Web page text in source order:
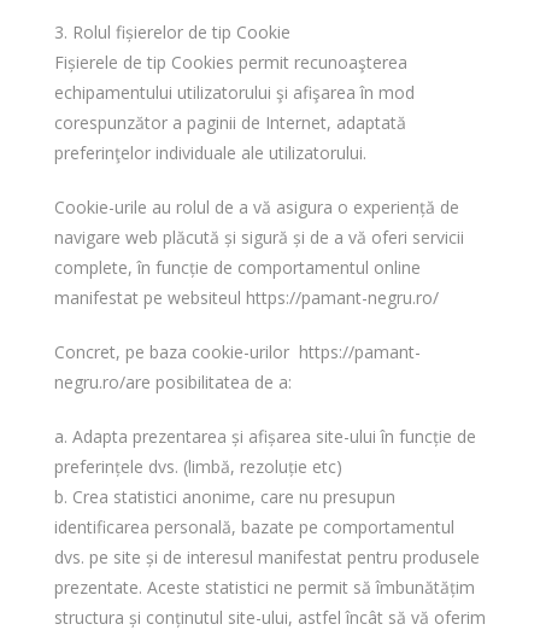
3. Rolul fișierelor de tip Cookie
Fișierele de tip Cookies permit recunoaşterea
echipamentului utilizatorului şi afişarea în mod
corespunzător a paginii de Internet, adaptată
preferinţelor individuale ale utilizatorului.
Cookie-urile au rolul de a vă asigura o experiență de
navigare web plăcută și sigură și de a vă oferi servicii
complete, în funcție de comportamentul online
manifestat pe websiteul https://pamant-negru.ro/
Concret, pe baza cookie-urilor https://pamant-
negru.ro/are posibilitatea de a:
a. Adapta prezentarea și afișarea site-ului în funcție de
preferințele dvs. (limbă, rezoluție etc)
b. Crea statistici anonime, care nu presupun
identificarea personală, bazate pe comportamentul
dvs. pe site și de interesul manifestat pentru produsele
prezentate. Aceste statistici ne permit să îmbunătățim
structura și conținutul site-ului, astfel încât să vă oferim